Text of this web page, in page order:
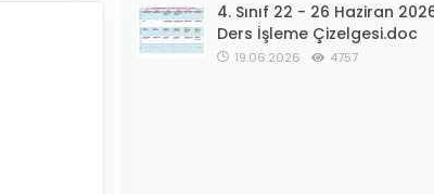
4. Sınıf 22 - 26 Haziran
Ders İşleme Çizelgesi.doc
19.06.2026 4757